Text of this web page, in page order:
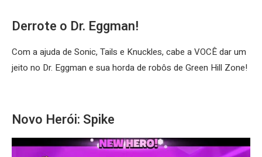
Derrote o Dr. Eggman!
Com a ajuda de Sonic, Tails e Knuckles, cabe a VOCÊ dar um
jeito no Dr. Eggman e sua horda de robôs de Green Hill Zone!
Novo Herói: Spike